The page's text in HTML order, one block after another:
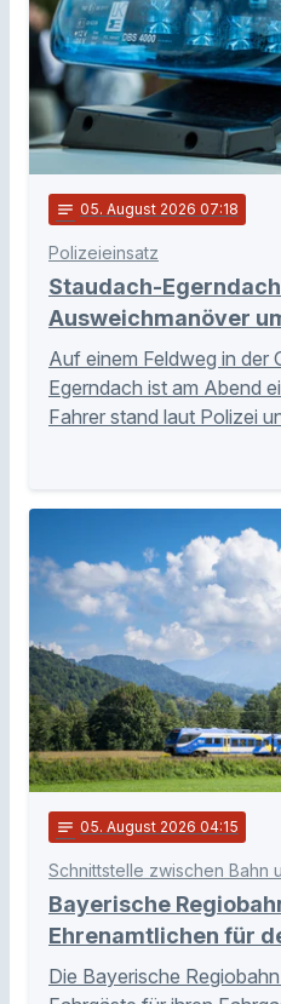
notes 05. August 2026 07:18
Polizeieinsatz
Staudach-
Ausweichmanöver
Auf einem Feldweg in der
Egerndach ist am Abend
Fahrer stand laut Polizei
notes 05. August 2026 04:15
Schnittstelle zwischen Bahn
Bayerische
Ehrenamtlichen für
Die Bayerische